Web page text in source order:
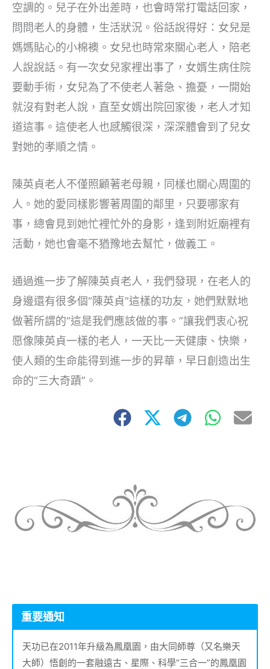
空調的。兒子在外出差時，也會時常打電話回家，
問問老人的身體，生活狀況。俗話說得好：女兒是
媽媽貼心的小棉襖。女兒也時常來關心老人，陪老
人說說話。有一次女兒家裡出事了，女婿生病住院
要動手術，女兒為了不使老人著急、擔憂，一開始
就沒有對老人說，直至女婿出院回家後，老人才知
道這事。這使老人也感觸很深，深深體會到了兒女
對她的孝順之情。
陳英貞老人不僅照顧著老母親，同樣也關心周圍的
人。她的愛同樣影響著周圍的鄰里，只要哪家有
事，總會見到她忙裡忙外的身影，逢到附近廟裡有
活動，她也會毫不猶豫地去幫忙，做義工。
通過進一步了解陳英貞老人，我們發現，在老人的
身邊還有很多個“陳英貞”這樣的功友，她們默默地
做著所謂的“這是我們應該做的事。”讓我們衷心祝
愿像陳英貞一樣的老人，一天比一天健康、快樂，
使人類的生命能得到進一步的昇華，早日創造出生
命的“三大奇蹟”。
重要通知
天功已在2011年升級為鳳凰園，由大同師尊（又名樂天
大師）悟創的一套融遠古、星際、科學“三合一”的鳳凰園